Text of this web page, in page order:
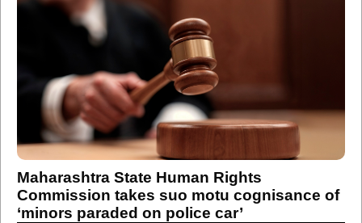
Maharashtra State Human Rights
Commission takes suo motu cognisance of
‘minors paraded on police car’